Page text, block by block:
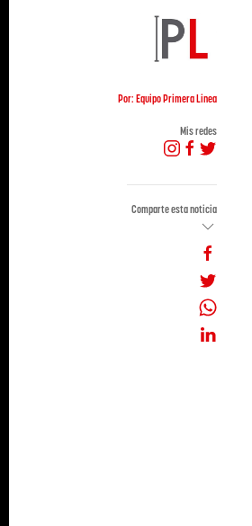
Por: Equipo Primera Linea
Mis redes
Comparte esta noticia